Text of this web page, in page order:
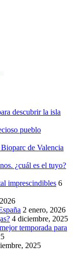
descubrir la isla
pueblo
de Valencia
¿cuál es el tuyo?
imprescindibles 6
2 enero, 2026
4 diciembre, 2025
temporada para
2025